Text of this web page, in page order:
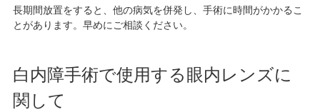
長期間放置をすると、他の病気を併発し、手術に時間がかかるこ
とがあります。早めにご相談ください。
白内障手術で使用する眼内レンズに
関して